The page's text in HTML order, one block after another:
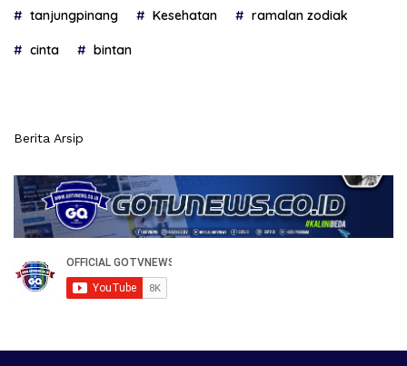
tanjungpinang Kesehatan ramalan zodiak
cinta bintan
Berita Arsip